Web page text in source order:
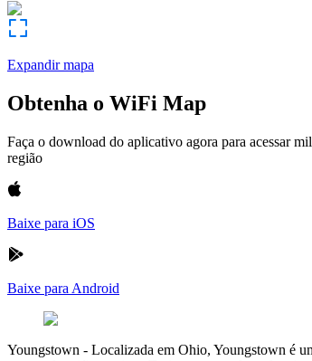
Expandir mapa
Obtenha o WiFi Map
Faça o download do aplicativo agora para acessar
região
Baixe para iOS
Baixe para Android
Youngstown - Localizada em Ohio, Youngstown é